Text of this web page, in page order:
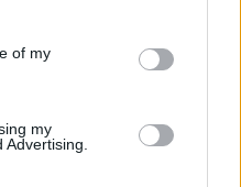
purposes in below Google
of my
my
torinese dal look
racconti social. Ricorda
al box stampa dello